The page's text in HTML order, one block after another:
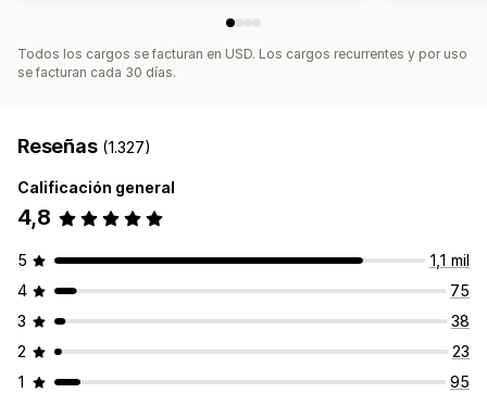
Edición masiva
Importar y exportar Dominios de correo electrónico
Automatizaciones
Información útil y consejos
Prueba A/B
API y webhook
Todos los cargos se facturan en USD. Los cargos recurrentes y por uso
se facturan cada 30 días.
Reseñas (1.327)
Calificación general
4,8
5
1,1 mil
4
75
3
38
2
23
1
95